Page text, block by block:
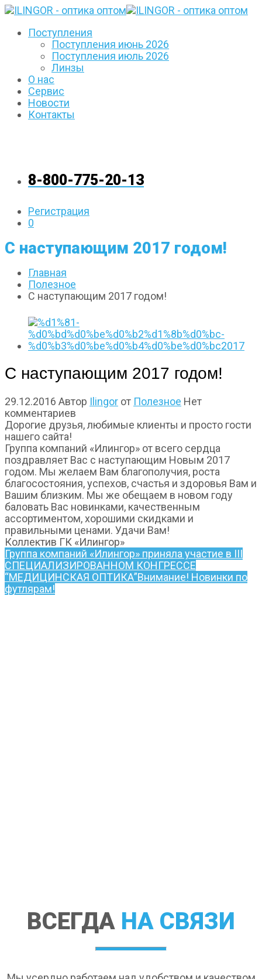
Поступления
Поступления июнь 2026
Поступления июль 2026
Линзы
О нас
Сервис
Новости
Контакты
8-800-775-20-13
Регистрация
0
C наступающим 2017 годом!
Главная
Полезное
C наступающим 2017 годом!
C наступающим 2017 годом!
29.12.2016 Автор Ilingor от Полезное Нет
комментариев
Дорогие друзья, любимые клиенты и просто гости
нашего сайта!
Группа компаний «Илингор» от всего сердца
поздравляет Вас с наступающим Новым 2017
годом. Мы желаем Вам благополучия, роста
благосостояния, успехов, счастья и здоровья Вам и
Вашим близким. Мы же обещаем в новом году
баловать Вас новинками, качественным
ассортиментом, хорошими скидками и
правильными ценами. Удачи Вам!
Коллектив ГК «Илингор»
Группа компаний «Илингор» приняла участие в III
CПЕЦИАЛИЗИРОВАННОМ КОНГРЕССЕ
“МЕДИЦИНСКАЯ ОПТИКА”Внимание! Новинки по
футлярам!
ВСЕГДА НА СВЯЗИ